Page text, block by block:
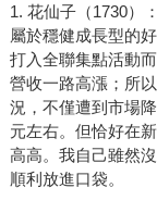
1. 花仙子（1730）
屬於穩健成長型的
打入全聯集點活動
營收一路高漲；所
況，不僅遭到市場
元左右。但恰好在
高高。我自己雖然
順利放進口袋。